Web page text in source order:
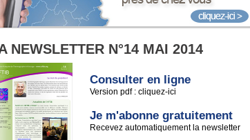
NEWSLETTER N°14 MAI 2014
Consulter en ligne
Version pdf : cliquez-ici
Je m'abonne gratuitement
Recevez automatiquement la newsletter